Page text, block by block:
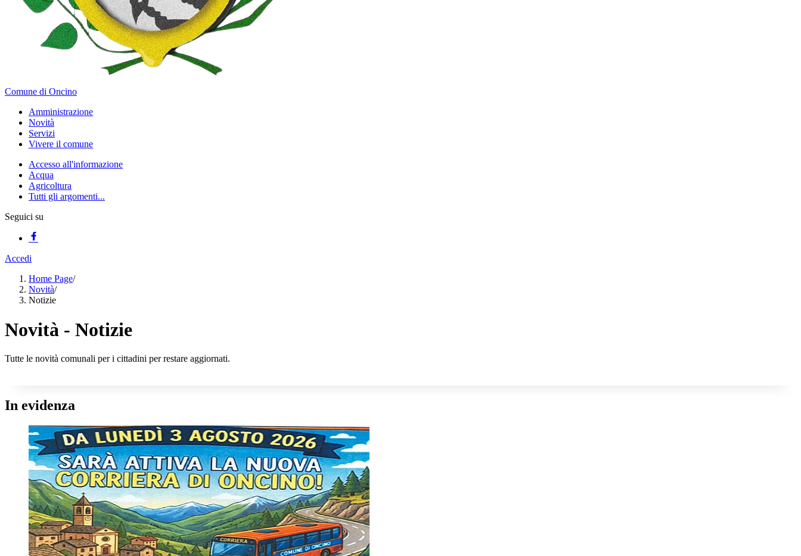
Comune di Oncino
Amministrazione
Novità
Servizi
Vivere il comune
Accesso all'informazione
Acqua
Agricoltura
Tutti gli argomenti...
Seguici su
Accedi
Home Page/
Novità/
Notizie
Novità - Notizie
Tutte le novità comunali per i cittadini per restare aggiornati.
In evidenza